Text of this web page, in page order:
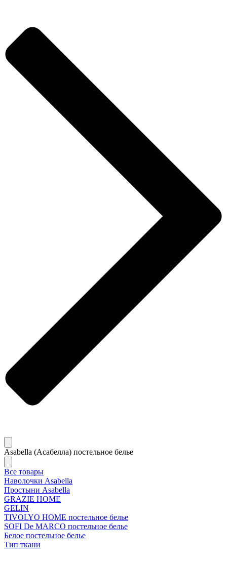
Asabella (Асабелла) постельное белье
Все товары
Наволочки Asabella
Простыни Asabella
GRAZIE HOME
GELIN
TIVOLYO HOME постельное белье
SOFI De MARCO постельное белье
Белое постельное белье
Тип ткани